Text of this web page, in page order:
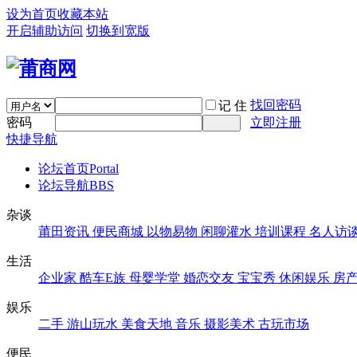
设为首页收藏本站
开启辅助访问 切换到宽版
记 住 找回密码
密码
立即注册
快捷导航
论坛首页Portal
论坛导航BBS
杂谈
莆田资讯 便民商城 以物易物 闲聊灌水 培训课程 名人访
生活
企业家 酷车E族 母婴学堂 婚恋交友 宝宝秀 休闲娱乐 房
娱乐
二手 游山玩水 美食天地 音乐 摄影美术 古玩市场
便民